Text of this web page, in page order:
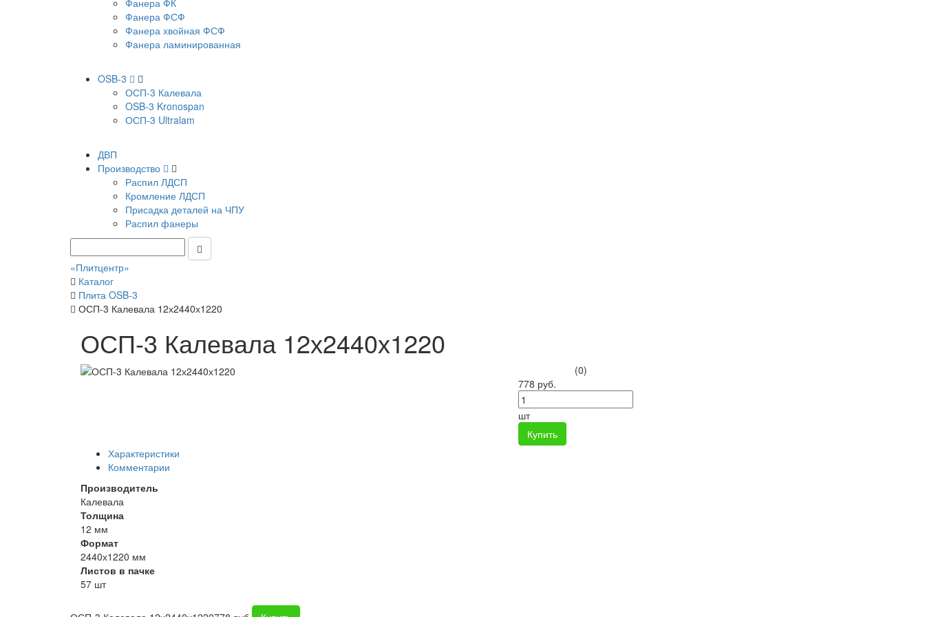
Фанера ФК
Фанера ФСФ
Фанера хвойная ФСФ
Фанера ламинированная
OSB-3
ОСП-3 Калевала
OSB-3 Kronospan
ОСП-3 Ultralam
ДВП
Производство
Распил ЛДСП
Кромление ЛДСП
Присадка деталей на ЧПУ
Распил фанеры
«Плитцентр»
Каталог
Плита OSB-3
ОСП-3 Калевала 12х2440х1220
ОСП-3 Калевала 12х2440х1220
(0)
778 руб.
шт
Купить
Характеристики
Комментарии
Производитель
Калевала
Толщина
12 мм
Формат
2440х1220 мм
Листов в пачке
57 шт